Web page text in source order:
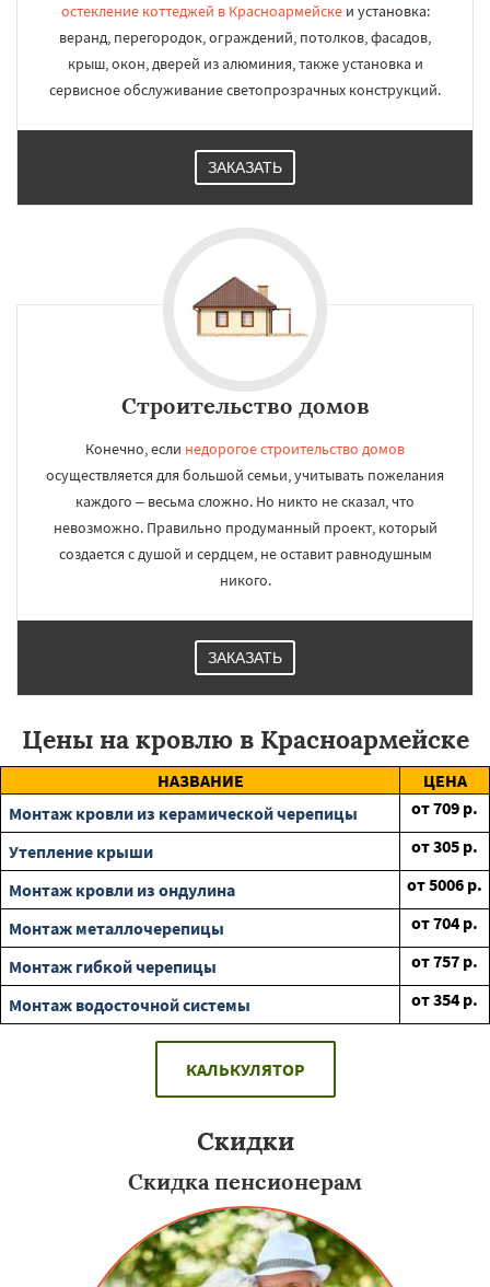
остекление коттеджей в Красноармейскеи установка:
веранд, перегородок, ограждений, потолков, фасадов,
крыш, окон, дверей из алюминия, также установка и
сервисное обслуживание светопрозрачных конструкций.
ЗАКАЗАТЬ
Строительство домов
Конечно, если недорогое строительство домов
осуществляется для большой семьи, учитывать пожелания
каждого – весьма сложно. Но никто не сказал, что
невозможно. Правильно продуманный проект, который
создается с душой и сердцем, не оставит равнодушным
никого.
ЗАКАЗАТЬ
Цены на кровлю в Красноармейске
НАЗВАНИЕ
ЦЕНА
Монтаж кровли из керамической черепицы
от709 р.
Утепление крыши
от305 р.
Монтаж кровли из ондулина
от5006 р.
Монтаж металлочерепицы
от704 р.
Монтаж гибкой черепицы
от757 р.
Монтаж водосточной системы
от354 р.
КАЛЬКУЛЯТОР
Скидки
Скидка пенсионерам